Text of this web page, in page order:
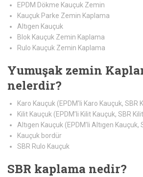
EPDM Dökme Kauçuk Zemin
Kauçuk Parke Zemin Kaplama
Altıgen Kauçuk
Blok Kauçuk Zemin Kaplama
Rulo Kauçuk Zemin Kaplama
Yumuşak zemin
nelerdir?
Karo Kauçuk (EPDM’li Karo Kauçuk, SBR
Kilit Kauçuk (EPDM’li Kilit Kauçuk, SBR
Altıgen Kauçuk (EPDM’li Altıgen Kauçuk,
Kauçuk bordür
SBR Rulo Kauçuk
SBR kaplama nedir?